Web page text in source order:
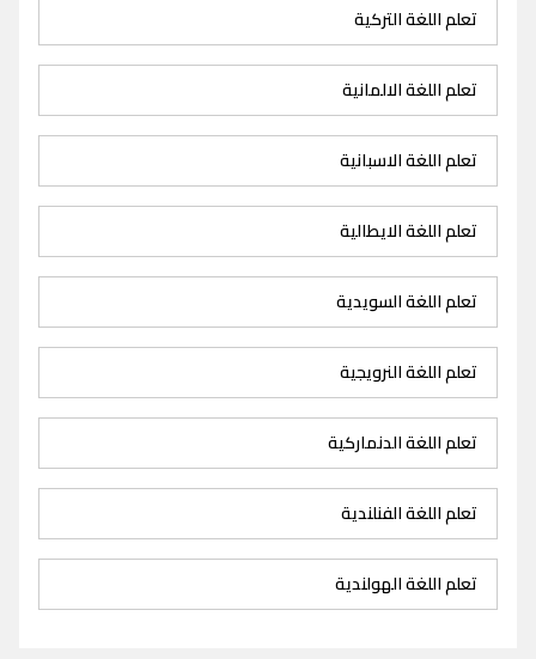
تعلم اللغة التركية
تعلم اللغة الالمانية
تعلم اللغة الاسبانية
تعلم اللغة الايطالية
تعلم اللغة السويدية
تعلم اللغة النرويجية
تعلم اللغة الدنماركية
تعلم اللغة الفنلندية
تعلم اللغة الهولندية